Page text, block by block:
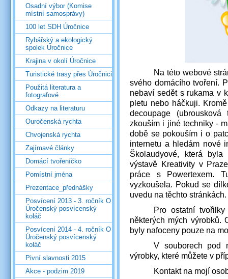
Na této webové
svého domácího tvoření.
nebaví sedět s rukama v
pletu nebo háčkuji.
decoupage
zkouším i jiné techniky -
době se pokouším i o
internetu a hledám nové
Školaudyové, která
výstavě Kreativity v
práce s Powertexem.
vyzkoušela. Pokud se
uvedu na těchto stránkách.
Pro ostatní
některých mých výrobků.
byly nafoceny pouze na
V souborech pod
výrobky, které můžete v
Kontakt na mojí
Osadní výbor (Komise
místní samosprávy)
100 let SDH Úročnice
Rybářský a ekologický
spolek Úročnice
Krajina v okolí Úročnice
Turistické trasy přes Úročnici
Použitá literatura a
fotografové
Odkazy na literaturu
Ouročenská rychta
Chvojenská rychta
Zajímavé články
Domácí tvořeníčko
Pomístní jména
Prezentace_přednášky
Posvícení 2013 - 3. ročník O
Úročenský posvícenský
koláč
Posvícení 2014 - 4. ročník O
Úročenský posvícenský
koláč
Pivní slavnosti 2015
Akce - podzim 2019